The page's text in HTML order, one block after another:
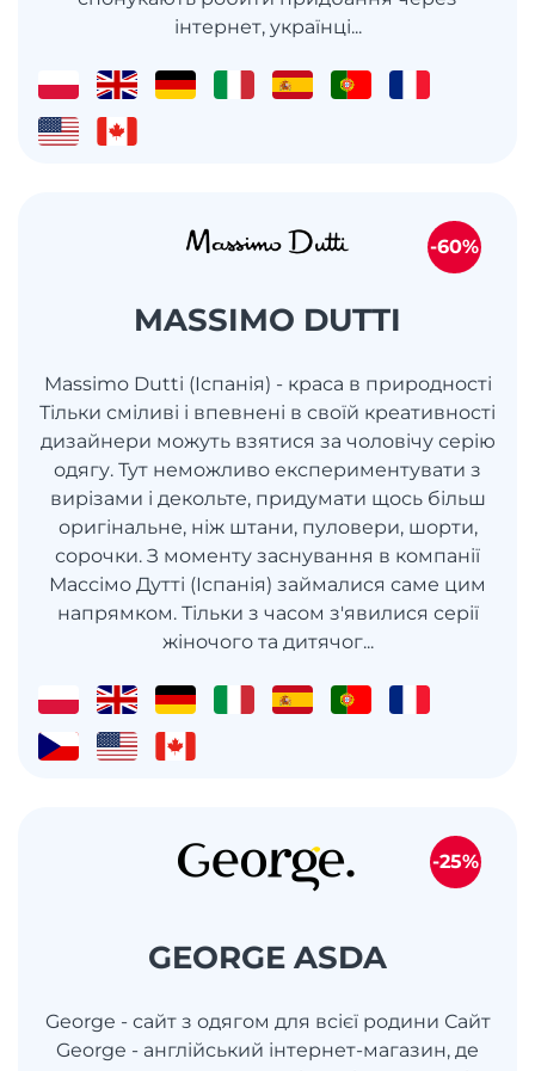
інтернет, українці...
MASSIMO DUTTI
Massimo Dutti (Іспанія) - краса в природності
Тільки сміливі і впевнені в своїй креативності
дизайнери можуть взятися за чоловічу серію
одягу. Тут неможливо експериментувати з
вирізами і декольте, придумати щось більш
оригінальне, ніж штани, пуловери, шорти,
сорочки. З моменту заснування в компанії
Массімо Дутті (Іспанія) займалися саме цим
напрямком. Тільки з часом з'явилися серії
жіночого та дитячог...
-60%
GEORGE ASDA
George - сайт з одягом для всієї родини Сайт
George - англійський інтернет-магазин, де
-25%